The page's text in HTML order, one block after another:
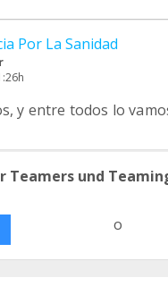
Por La Sanidad
y entre todos lo
und
o